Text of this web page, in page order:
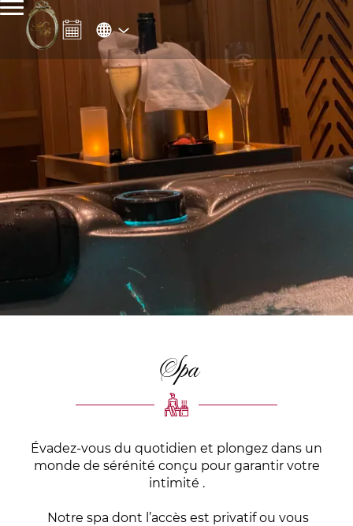
Spa
Évadez-vous du quotidien et plongez dans un
monde de sérénité conçu pour garantir votre
intimité .
Notre spa dont l’accès est privatif ou vous